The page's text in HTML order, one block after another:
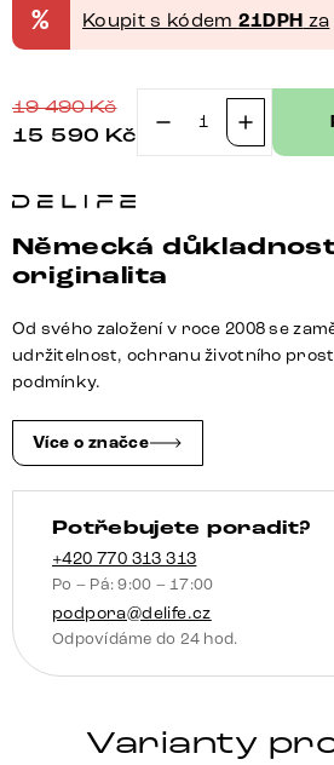
% Koupit s kódem 21DPH za
19 490Kč
15 590 Kč
Konzolový
140×50
cm
keramika
Patagonia
kov
černá
množství
Německá
originalita
Od svého založení v roce 2008 se
udržitelnost, ochranu životního
podmínky.
Více o značce
Potřebujete poradit?
+420 770 313 313
Po – Pá: 9:00 – 17:00
podpora@delife.cz
Odpovídáme do 24 hod.
Varianty